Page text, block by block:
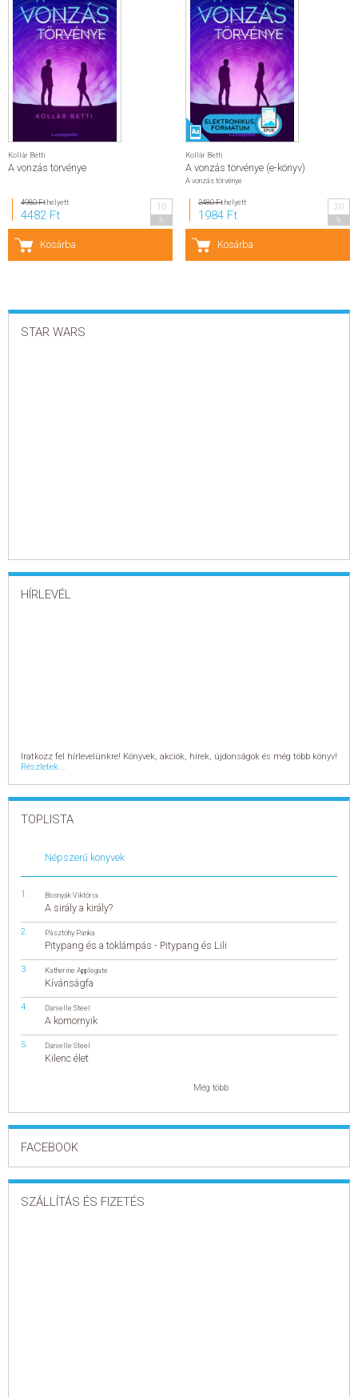
Kollár Betti
A vonzás törvénye
4980 Fthelyett
4482 Ft
10
Kosárba
Kollár Betti
A vonzás törvénye (e-könyv)
A vonzás törvénye
2480 Fthelyett
1984 Ft
20
Kosárba
STAR WARS
HÍRLEVÉL
Iratkozz fel hírlevelünkre! Könyvek, akciók, hírek, újdonságok és még több könyv!
Részletek...
TOPLISTA
Népszerű könyvek
Bosnyák Viktória
A sirály a király?
Pásztohy Panka
Pitypang és a töklámpás - Pitypang és Lili
Katherine Applegate
Kívánságfa
Danielle Steel
A komornyik
Danielle Steel
Kilenc élet
Még több
FACEBOOK
SZÁLLÍTÁS ÉS FIZETÉS